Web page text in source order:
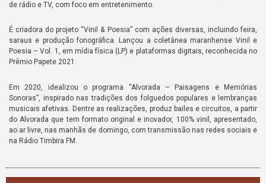
de rádio e TV, com foco em entretenimento.
É criadora do projeto “Vinil & Poesia” com ações diversas, incluindo feira,
saraus e produção fonográfica. Lançou a coletânea maranhense Vinil e
Poesia – Vol. 1, em mídia física (LP) e plataformas digitais, reconhecida no
Prêmio Papete 2021.
Em 2020, idealizou o programa “Alvorada – Paisagens e Memórias
Sonoras”, inspirado nas tradições dos folguedos populares e lembranças
musicais afetivas. Dentre as realizações, produz bailes e circuitos, a partir
do Alvorada que tem formato original e inovador, 100% vinil, apresentado,
ao ar livre, nas manhãs de domingo, com transmissão nas redes sociais e
na Rádio Timbira FM.